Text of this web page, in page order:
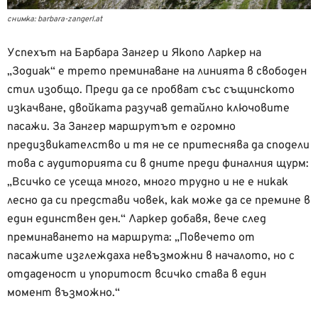
снимка: barbara-zangerl.at
Успехът на Барбара Зангер и Якопо Ларкер на
„Зодиак“ е трето преминаване на линията в свободен
стил изобщо. Преди да се пробват със същинското
изкачване, двойката разучав детайлно ключовите
пасажи. За Зангер маршрутът е огромно
предизвикателство и тя не се притеснява да сподели
това с аудиторията си в дните преди финалния щурм:
„Всичко се усеща много, много трудно и не е никак
лесно да си представи човек, как може да се премине в
един единствен ден.“ Ларкер добавя, вече след
преминаването на маршрута: „Повечето от
пасажите изглеждаха невъзможни в началото, но с
отдаденост и упоритост всичко става в един
момент възможно.“